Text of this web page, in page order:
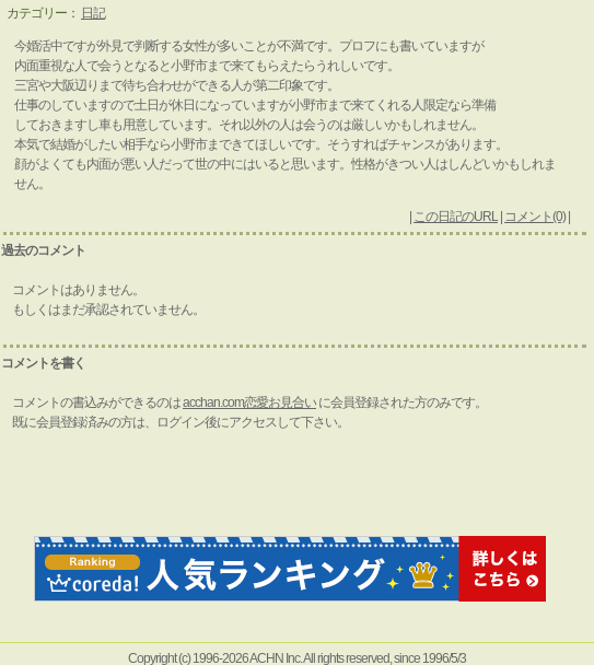
カテゴリー： 日記
今婚活中ですが外見で判断する女性が多いことが不満です。プロフにも書いていますが
内面重視な人で会うとなると小野市まで来てもらえたらうれしいです。
三宮や大阪辺りまで待ち合わせができる人が第二印象です。
仕事のしていますので土日が休日になっていますが小野市まで来てくれる人限定なら準備
しておきますし車も用意しています。それ以外の人は会うのは厳しいかもしれません。
本気で結婚がしたい相手なら小野市まできてほしいです。そうすればチャンスがあります。
顔がよくても内面が悪い人だって世の中にはいると思います。性格がきつい人はしんどいかもしれま
せん。
この日記のURL| コメント(0)|
過去のコメント
コメントはありません。
もしくはまだ承認されていません。
コメントを書く
コメントの書込みができるのはacchan.com恋愛お見合いに会員登録された方のみです。
既に会員登録済みの方は、ログイン後にアクセスして下さい。
Copyright (c) 1996-2026 ACHN Inc. All rights reserved, since 1996/5/3